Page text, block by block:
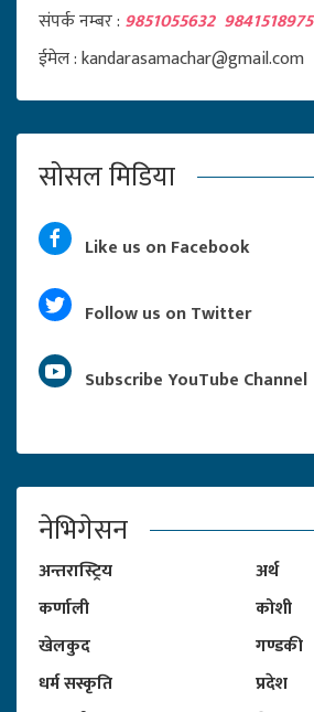
संपर्क नम्बर : 9851055632 9841518975
ईमेल : kandarasamachar@gmail.com
सोसल मिडिया
Like us on Facebook
Follow us on Twitter
Subscribe YouTube Channel
नेभिगेसन
अन्तरास्ट्रिय
अर्थ
कर्णाली
कोशी
खेलकुद
गण्डकी
धर्म सस्कृति
प्रदेश